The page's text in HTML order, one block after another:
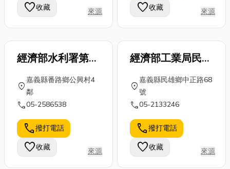
favorite收藏 來源 favorite收藏 來源
經濟部水利署第五
河川局
location_on
嘉義縣番路鄉公興村4
鄰
call05-2586538
call撥打電話
favorite收藏 來源
經濟部工業局民雄
工業區服務中心
location_on
嘉義縣民雄鄉中正路68
號
call05-2133246
call撥打電話
favorite收藏 來源